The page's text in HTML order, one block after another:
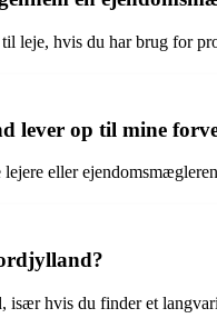
leje, hvis du har brug for
lever op til mine
eller
hvis du finder et